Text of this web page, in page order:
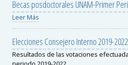
Becas posdoctorales UNAM-Primer
Leer Más
Elecciones Consejero Interno 2019-2022
Resultados de las votaciones